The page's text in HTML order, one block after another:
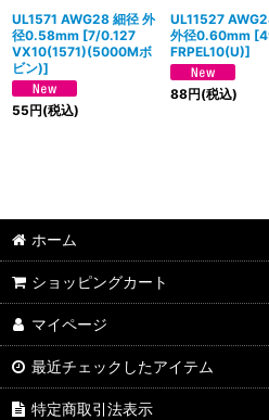
UL1571 AWG28 細径 外
径0.58mm [7/0.127
VX10(1571)(5000Mボ
ビン)]
55円(税込)
UL11527
外径0.60mm [
FRPEL10(U)]
88円(税込)
ホーム
ショッピングカート
マイページ
最近チェックしたアイテム
特定商取引法表示